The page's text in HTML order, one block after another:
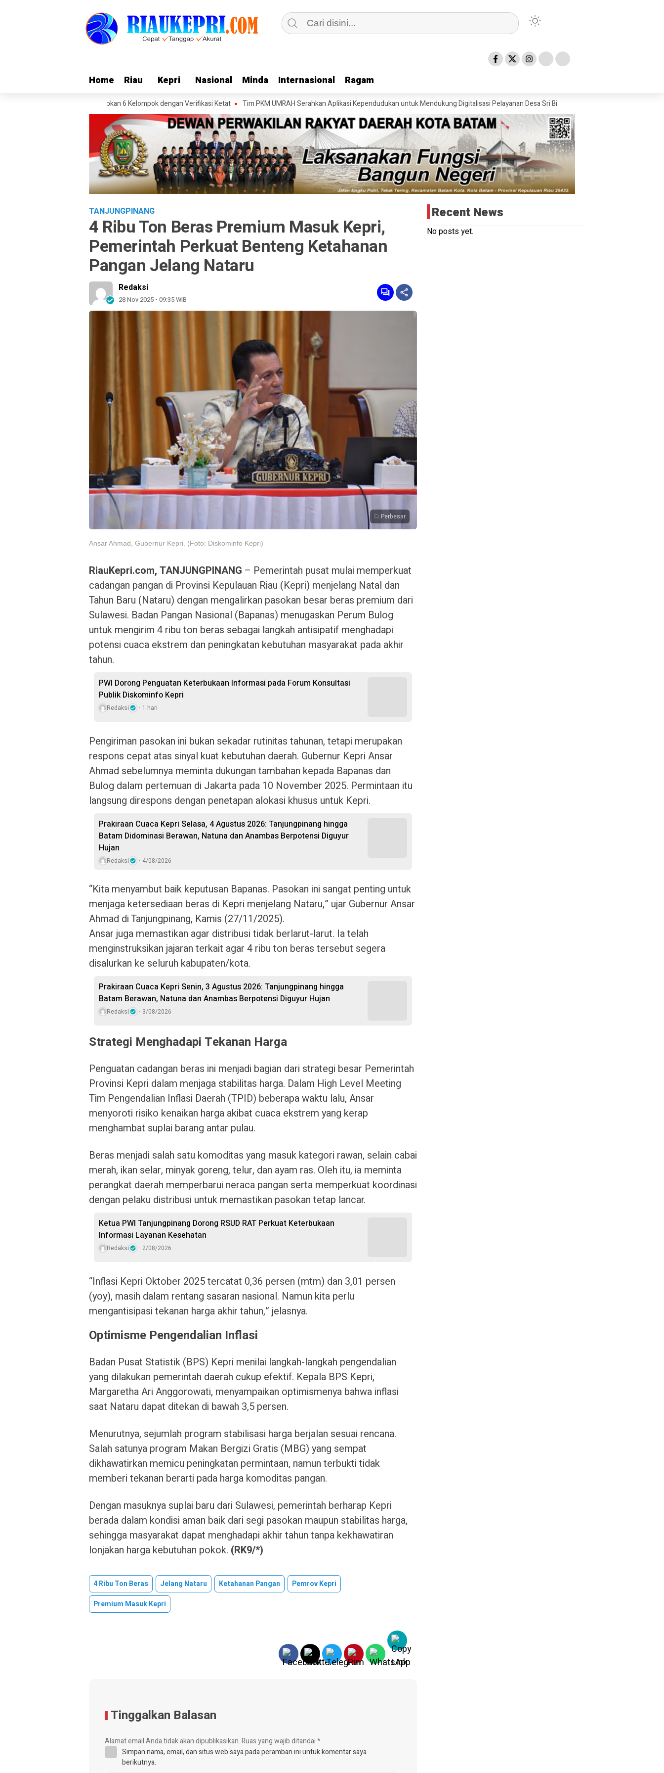
Home Riau Kepri Nasional Minda Internasional Ragam
Home Riau Kepri Nasional Minda Internasional Ragam
Akbar 2026 Gratis, Siapkan 6 Kelompok dengan Verifikasi Ketat Tim PKM UMRAH Serahkan Aplikasi Kependudukan untuk Mendukung Digitalisasi Pelayanan Desa Sri Bintan Ditpolairud Polda Riau Gelar
TANJUNGPINANG
4 Ribu Ton Beras Premium Masuk Kepri,
Pemerintah Perkuat Benteng Ketahanan
Pangan Jelang Nataru
Redaksi
28 Nov 2025 - 09:35 WIB
Perbesar
Ansar Ahmad, Gubernur Kepri. (Foto: Diskominfo Kepri)
RiauKepri.com, TANJUNGPINANG – Pemerintah pusat mulai memperkuat
cadangan pangan di Provinsi Kepulauan Riau (Kepri) menjelang Natal dan
Tahun Baru (Nataru) dengan mengalirkan pasokan besar beras premium dari
Sulawesi. Badan Pangan Nasional (Bapanas) menugaskan Perum Bulog
untuk mengirim 4 ribu ton beras sebagai langkah antisipatif menghadapi
potensi cuaca ekstrem dan peningkatan kebutuhan masyarakat pada akhir
tahun.
PWI Dorong Penguatan Keterbukaan Informasi pada Forum Konsultasi
Publik Diskominfo Kepri
Redaksi 1 hari
Pengiriman pasokan ini bukan sekadar rutinitas tahunan, tetapi merupakan
respons cepat atas sinyal kuat kebutuhan daerah. Gubernur Kepri Ansar
Ahmad sebelumnya meminta dukungan tambahan kepada Bapanas dan
Bulog dalam pertemuan di Jakarta pada 10 November 2025. Permintaan itu
langsung direspons dengan penetapan alokasi khusus untuk Kepri.
Prakiraan Cuaca Kepri Selasa, 4 Agustus 2026: Tanjungpinang hingga
Batam Didominasi Berawan, Natuna dan Anambas Berpotensi Diguyur
Hujan
Redaksi 4/08/2026
“Kita menyambut baik keputusan Bapanas. Pasokan ini sangat penting untuk
menjaga ketersediaan beras di Kepri menjelang Nataru,” ujar Gubernur Ansar
Ahmad di Tanjungpinang, Kamis (27/11/2025).
Ansar juga memastikan agar distribusi tidak berlarut-larut. Ia telah
menginstruksikan jajaran terkait agar 4 ribu ton beras tersebut segera
disalurkan ke seluruh kabupaten/kota.
Prakiraan Cuaca Kepri Senin, 3 Agustus 2026: Tanjungpinang hingga
Batam Berawan, Natuna dan Anambas Berpotensi Diguyur Hujan
Redaksi 3/08/2026
Strategi Menghadapi Tekanan Harga
Penguatan cadangan beras ini menjadi bagian dari strategi besar Pemerintah
Provinsi Kepri dalam menjaga stabilitas harga. Dalam High Level Meeting
Tim Pengendalian Inflasi Daerah (TPID) beberapa waktu lalu, Ansar
menyoroti risiko kenaikan harga akibat cuaca ekstrem yang kerap
menghambat suplai barang antar pulau.
Beras menjadi salah satu komoditas yang masuk kategori rawan, selain cabai
merah, ikan selar, minyak goreng, telur, dan ayam ras. Oleh itu, ia meminta
perangkat daerah memperbarui neraca pangan serta memperkuat koordinasi
dengan pelaku distribusi untuk memastikan pasokan tetap lancar.
Ketua PWI Tanjungpinang Dorong RSUD RAT Perkuat Keterbukaan
Informasi Layanan Kesehatan
Redaksi 2/08/2026
“Inflasi Kepri Oktober 2025 tercatat 0,36 persen (mtm) dan 3,01 persen
(yoy), masih dalam rentang sasaran nasional. Namun kita perlu
mengantisipasi tekanan harga akhir tahun,” jelasnya.
Optimisme Pengendalian Inflasi
Badan Pusat Statistik (BPS) Kepri menilai langkah-langkah pengendalian
yang dilakukan pemerintah daerah cukup efektif. Kepala BPS Kepri,
Margaretha Ari Anggorowati, menyampaikan optimismenya bahwa inflasi
saat Nataru dapat ditekan di bawah 3,5 persen.
Menurutnya, sejumlah program stabilisasi harga berjalan sesuai rencana.
Salah satunya program Makan Bergizi Gratis (MBG) yang sempat
dikhawatirkan memicu peningkatan permintaan, namun terbukti tidak
memberi tekanan berarti pada harga komoditas pangan.
Dengan masuknya suplai baru dari Sulawesi, pemerintah berharap Kepri
berada dalam kondisi aman baik dari segi pasokan maupun stabilitas harga,
sehingga masyarakat dapat menghadapi akhir tahun tanpa kekhawatiran
lonjakan harga kebutuhan pokok. (RK9/*)
4 Ribu Ton Beras Jelang Nataru Ketahanan Pangan
Pemrov Kepri
Premium Masuk Kepri
Tinggalkan Balasan
Alamat email Anda tidak akan dipublikasikan.Ruas yang wajib ditandai*
Simpan nama, email, dan situs web saya pada peramban ini untuk komentar saya
berikutnya.
Recent News
No posts yet.